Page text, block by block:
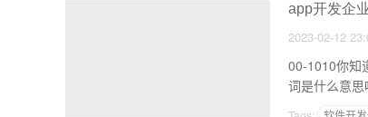
app开发企
2023-02-12
00-1010你知